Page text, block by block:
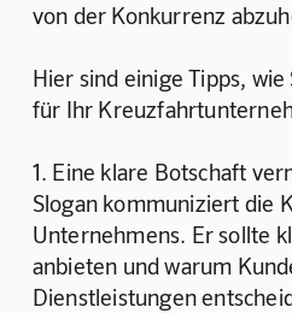
von der Konkurrenz
Hier sind einige Tipps,
für Ihr
1. Eine klare Botschaft
Slogan kommuniziert die
Unternehmens. Er sollte
anbieten und warum
Dienstleistungen